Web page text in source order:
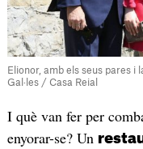
Elionor, amb els seus pares i
Gal·les / Casa Reial
I què van fer per
enyorar-se? Un